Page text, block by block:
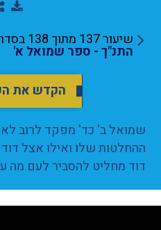
שיעור 137 מתוך 138 בסדרת
התנ"ך - ספר שמואל א'
הקדש את
שמואל ב' כד' מפקד לרוב לא
ההחלטות שלו ואילו אצל דוד
דוד מחליט להסביר לעם מה